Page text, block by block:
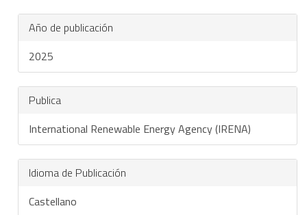
Año de publicación
2025
Publica
International Renewable Energy Agency (IRENA)
Idioma de Publicación
Castellano